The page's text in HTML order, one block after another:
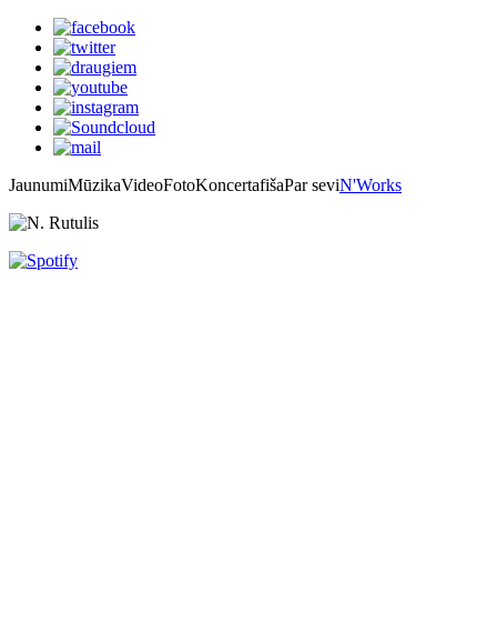
JaunumiMūzikaVideoFotoKoncertafišaPar seviN'Works